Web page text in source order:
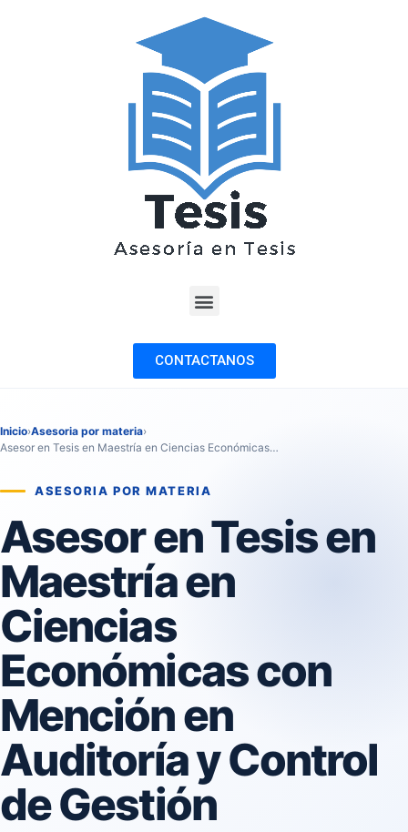
CONTACTANOS
Inicio›Asesoria por materia›
Asesor en Tesis en Maestría en Ciencias Económicas…
ASESORIA POR MATERIA
Asesor en Tesis en
Maestría en
Ciencias
Económicas con
Mención en
Auditoría y Control
de Gestión